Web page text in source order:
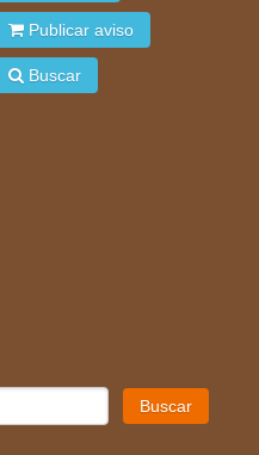
Publicar aviso
Buscar
Buscar